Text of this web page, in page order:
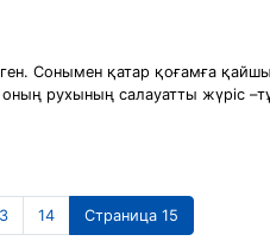
Сонымен қатар қоғамға
рухының салауатты жүрiс
14 Страница 15